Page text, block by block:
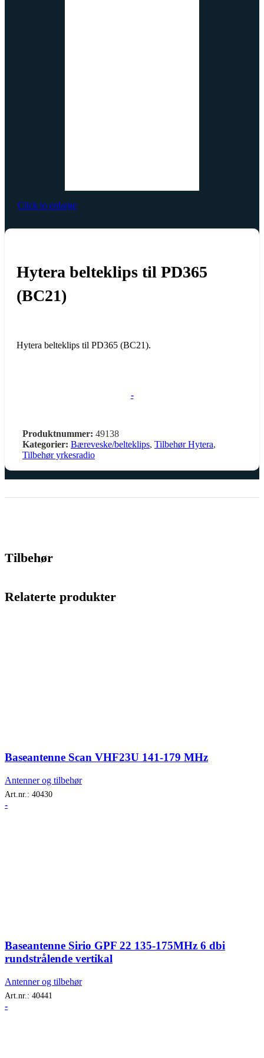
Click to enlarge
Hytera belteklips til PD365
(BC21)
Hytera belteklips til PD365 (BC21).
-
Produktnummer: 49138
Kategorier: Bæreveske/belteklips, Tilbehør Hytera,
Tilbehør yrkesradio
Tilbehør
Relaterte produkter
Baseantenne Scan VHF23U 141-179 MHz
Antenner og tilbehør
Art.nr.: 40430
-
Baseantenne Sirio GPF 22 135-175MHz 6 dbi
rundstrålende vertikal
Antenner og tilbehør
Art.nr.: 40441
-